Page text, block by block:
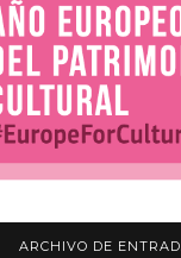
ARCHIVO DE